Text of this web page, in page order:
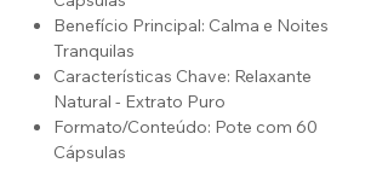
Benefício Principal: Calma e Noites
Tranquilas
Características Chave: Relaxante
Natural - Extrato Puro
Formato/Conteúdo: Pote com 60
Cápsulas